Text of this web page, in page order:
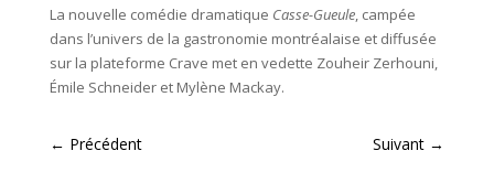
La nouvelle comédie dramatique Casse-Gueule, campée
dans l’univers de la gastronomie montréalaise et diffusée
sur la plateforme Crave met en vedette Zouheir Zerhouni,
Émile Schneider et Mylène Mackay.
← Précédent Suivant →